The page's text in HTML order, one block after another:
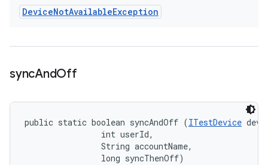
DeviceNotAvailableException
syncAndOff
public static boolean syncAndOff (ITestDevice
                int userId,
                String accountName,
                long syncThenOff)